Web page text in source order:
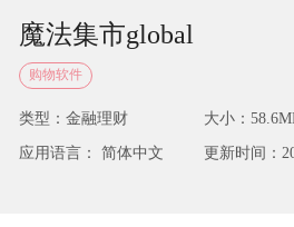
魔法集市global
购物软件
类型：金融理财 大小：
应用语言： 简体中文 更新时间：